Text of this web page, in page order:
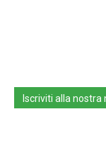
Iscriviti alla